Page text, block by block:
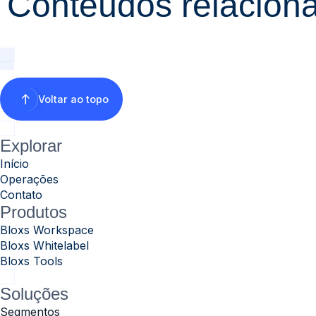
Voltar ao topo
Explorar
Início
Operações
Contato
Produtos
Bloxs Workspace
Bloxs Whitelabel
Bloxs Tools
Soluções
Segmentos